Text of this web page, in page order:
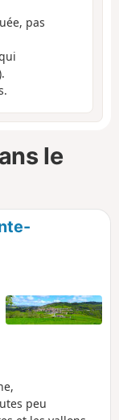
pas
le
peu